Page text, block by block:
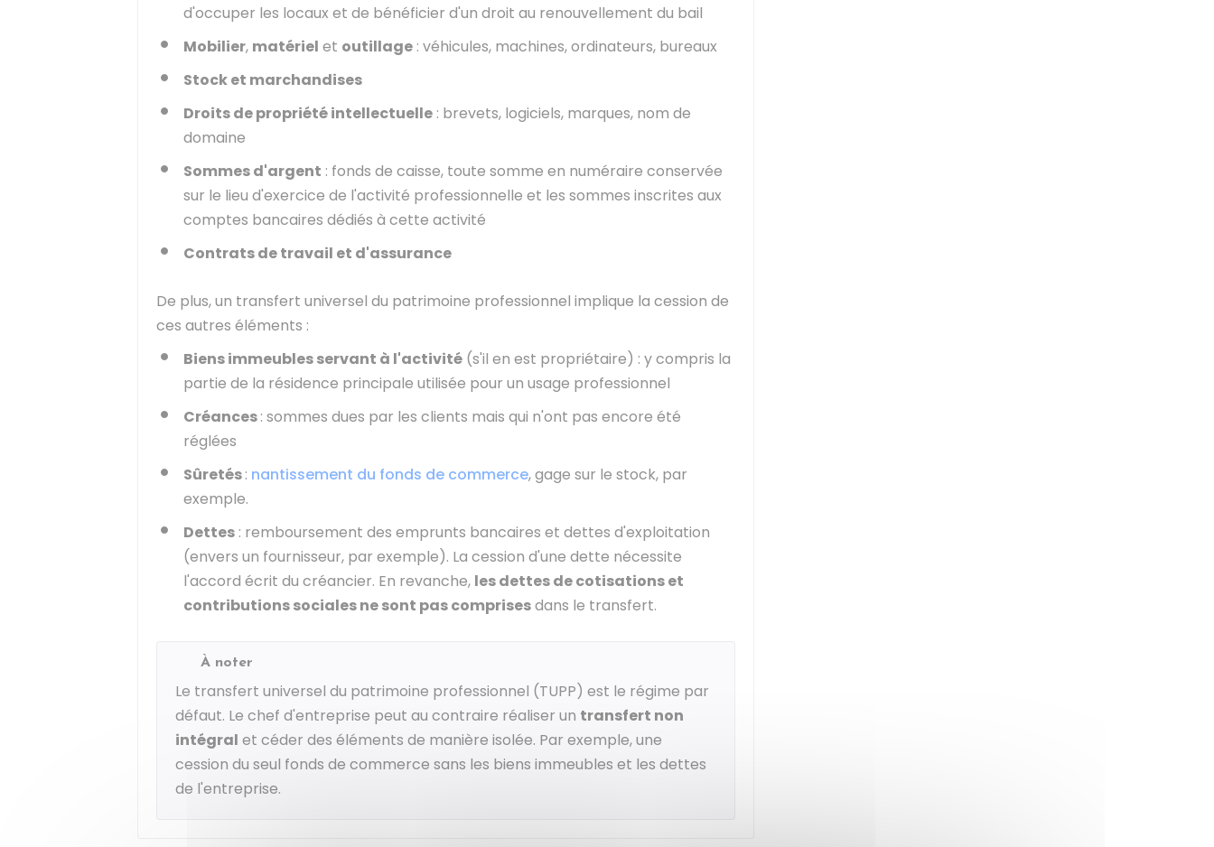
d'occuper les locaux et de bénéficier d'un droit au renouvellement du bail
Mobilier, matériel et outillage : véhicules, machines, ordinateurs, bureaux
Stock et marchandises
Droits de propriété intellectuelle : brevets, logiciels, marques, nom de
domaine
Sommes d'argent : fonds de caisse, toute somme en numéraire conservée
sur le lieu d'exercice de l'activité professionnelle et les sommes inscrites aux
comptes bancaires dédiés à cette activité
Contrats de travail et d'assurance
De plus, un transfert universel du patrimoine professionnel implique la cession de
ces autres éléments :
Biens immeubles servant à l'activité (s'il en est propriétaire) : y compris la
partie de la résidence principale utilisée pour un usage professionnel
Créances: sommes dues par les clients mais qui n'ont pas encore été
réglées
Sûretés: nantissement du fonds de commerce, gage sur le stock, par
exemple.
Dettes : remboursement des emprunts bancaires et dettes d'exploitation
(envers un fournisseur, par exemple). La cession d'une dette nécessite
l'accord écrit du créancier. En revanche, les dettes de cotisations et
contributions sociales ne sont pas comprisesdans le transfert.
À noter
Le transfert universel du patrimoine professionnel (TUPP) est le régime par
défaut. Le chef d'entreprise peut au contraire réaliser un transfert non
intégral et céder des éléments de manière isolée. Par exemple, une
cession du seul fonds de commerce sans les biens immeubles et les dettes
de l'entreprise.